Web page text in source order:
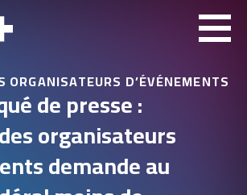
ORGANISATEURS D’ÉVÉNEMENTS
de presse :
organisateurs
demande au